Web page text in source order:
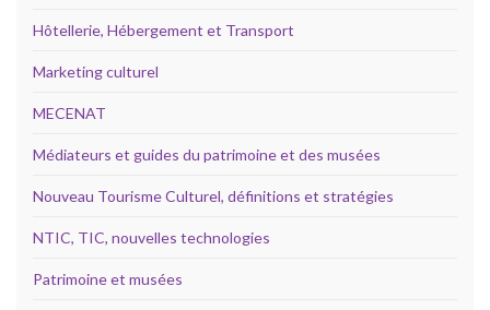
Hôtellerie, Hébergement et Transport
Marketing culturel
MECENAT
Médiateurs et guides du patrimoine et des musées
Nouveau Tourisme Culturel, définitions et stratégies
NTIC, TIC, nouvelles technologies
Patrimoine et musées